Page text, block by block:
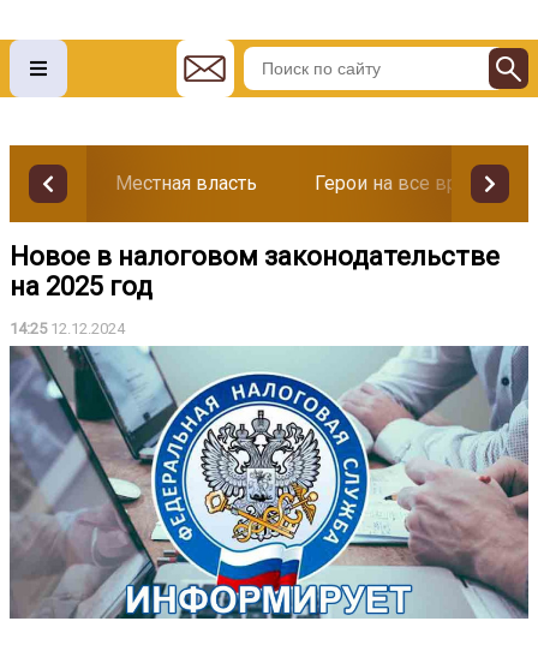
Местная власть Герои на все времена
Новое в налоговом законодательстве
на 2025 год
14:2512.12.2024